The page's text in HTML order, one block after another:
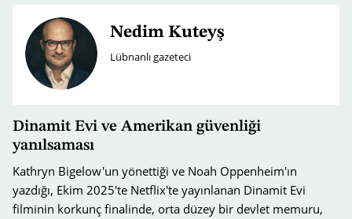
Nedim Kuteyş
Lübnanlı gazeteci
Dinamit Evi ve Amerikan güvenliği
yanılsaması
Kathryn Bigelow'un yönettiği ve Noah Oppenheim'ın
yazdığı, Ekim 2025'te Netflix'te yayınlanan Dinamit Evi
filminin korkunç finalinde, orta düzey bir devlet memuru,